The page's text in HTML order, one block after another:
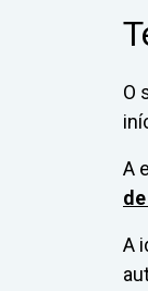
O
A
A